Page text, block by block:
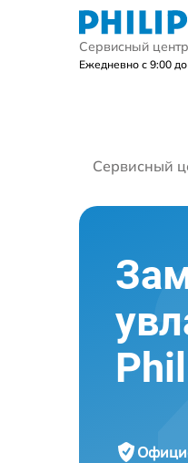
Сервисный
Ежедневно с 9:00
Сервисный